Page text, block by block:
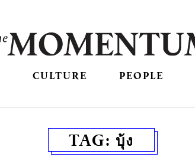
CULTURE PEOPLE
TAG: บุ้ง